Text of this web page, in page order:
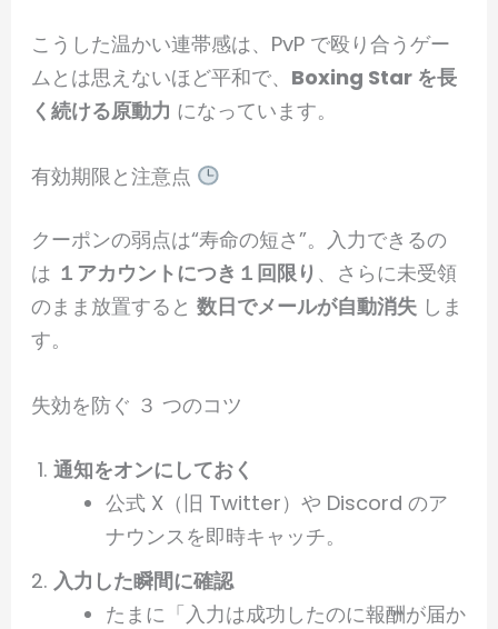
こうした温かい連帯感は、PvP で殴り合うゲー
ムとは思えないほど平和で、 Boxing Star を長
く続ける原動力 になっています。
有効期限と注意点
クーポンの弱点は“寿命の短さ”。入力できるの
は １アカウントにつき１回限り 、さらに未受領
のまま放置すると数日でメールが自動消失 しま
す。
失効を防ぐ ３ つのコツ
通知をオンにしておく
公式 X（旧 Twitter）や Discord のア
ナウンスを即時キャッチ。
入力した瞬間に確認
たまに「入力は成功したのに報酬が届か